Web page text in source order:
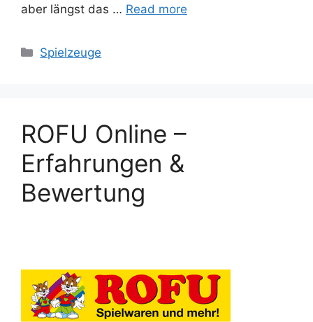
aber längst das … Read more
Categories
Spielzeuge
ROFU Online –
Erfahrungen &
Bewertung